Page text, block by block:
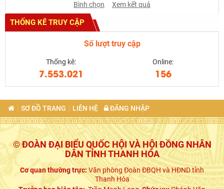
Bình chọn Xem kết quả
THỐNG KÊ TRUY CẬP
Số lượt truy cập
Thống kê:
7.553.021
Online:
156
SƠ ĐỒ TRANG LIÊN HỆ ĐĂNG NHẬP
© ĐOÀN ĐẠI BIỂU QUỐC HỘI VÀ HỘI ĐỒNG NHÂN
DÂN TỈNH THANH HÓA
Cơ quan thường trực:Văn phòng Đoàn ĐBQH và HĐND tỉnh
Thanh Hóa